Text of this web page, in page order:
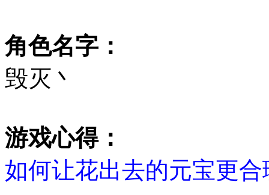
角色名字：
毁灭丶
游戏心得：
如何让花出去的元宝更合